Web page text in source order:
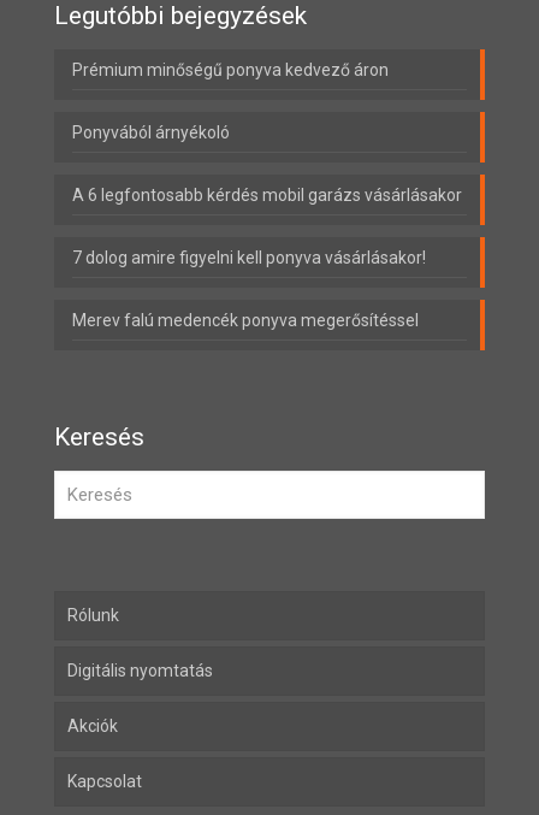
Legutóbbi bejegyzések
Prémium minőségű ponyva kedvező áron
Ponyvából árnyékoló
A 6 legfontosabb kérdés mobil garázs vásárlásakor
7 dolog amire figyelni kell ponyva vásárlásakor!
Merev falú medencék ponyva megerősítéssel
Keresés
Rólunk
Digitális nyomtatás
Akciók
Kapcsolat